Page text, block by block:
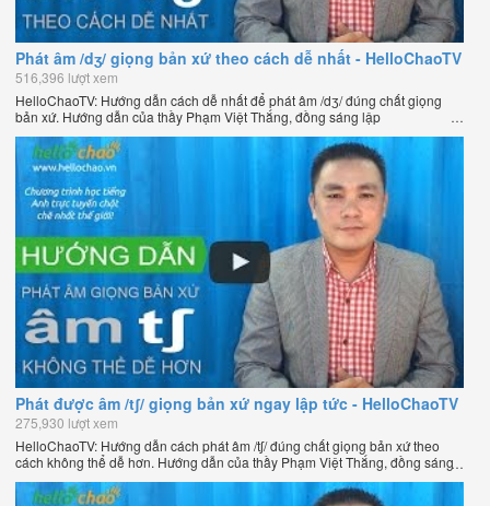
Phát âm /dʒ/ giọng bản xứ theo cách dễ nhất - HelloChaoTV
516,396 lượt xem
HelloChaoTV: Hướng dẫn cách dễ nhất để phát âm /dʒ/ đúng chất giọng
bản xứ. Hướng dẫn của thầy Phạm Việt Thắng, đồng sáng lập
HelloChao.vn - Chương trình dạy tiếng Anh trực tuyến chặt chẽ nhất thế
giới.
Phát được âm /tʃ/ giọng bản xứ ngay lập tức - HelloChaoTV
275,930 lượt xem
HelloChaoTV: Hướng dẫn cách phát âm /tʃ/ đúng chất giọng bản xứ theo
cách không thể dễ hơn. Hướng dẫn của thầy Phạm Việt Thắng, đồng sáng
lập HelloChao.vn - Chương trình dạy tiếng Anh trực tuyến chặt chẽ nhất
thế giới.